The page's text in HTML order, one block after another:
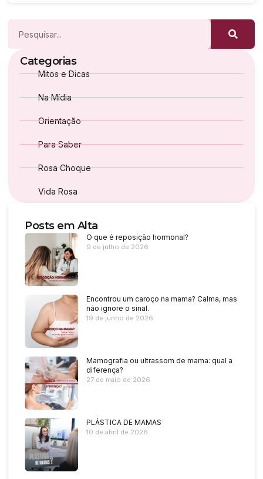
Categorias
Mitos e Dicas
Na Mídia
Orientação
Para Saber
Rosa Choque
Vida Rosa
Posts em Alta
O que é reposição hormonal?
9 de julho de 2026
Encontrou um caroço na mama? Calma, mas
não ignore o sinal.
19 de junho de 2026
Mamografia ou ultrassom de mama: qual a
diferença?
27 de maio de 2026
PLÁSTICA DE MAMAS
10 de abril de 2026